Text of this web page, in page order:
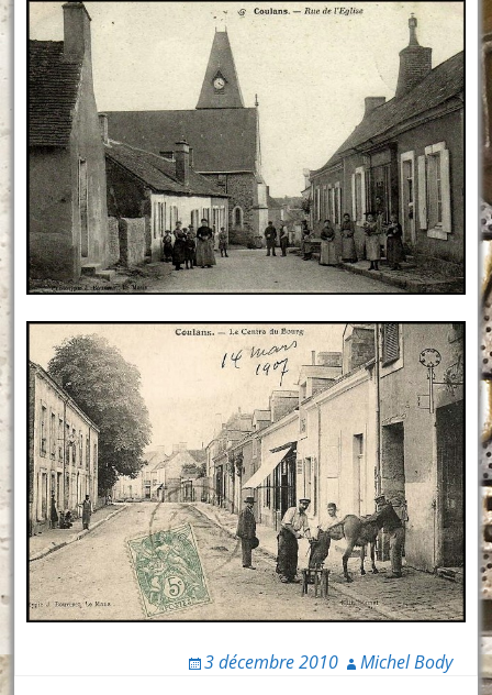
3 décembre 2010 Michel Body